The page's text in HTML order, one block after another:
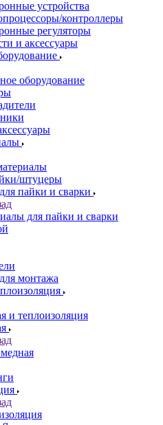
устройства
контроллеры
регуляторы
и аксессуары
оборудование
штуцеры
пайки и сварки
для пайки и сварки
монтажа
и теплоизоляция